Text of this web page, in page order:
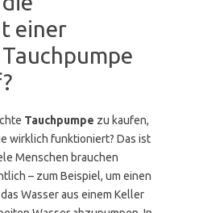
einer
Tauchpumpe zu kaufen,
wirklich funktioniert? Das ist
Menschen brauchen
– zum Beispiel, um einen
Wasser aus einem Keller